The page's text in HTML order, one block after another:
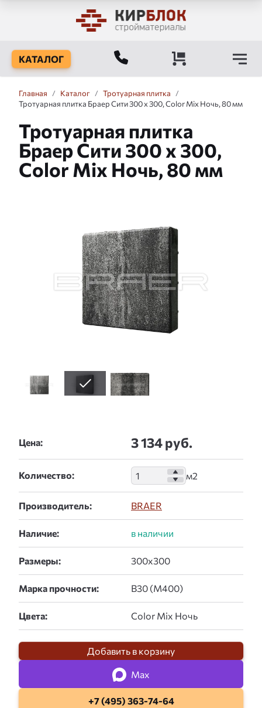
КАТАЛОГ
Главная / Каталог / Тротуарная плитка
/
Тротуарная плитка Браер Сити 300 x 300, Color Mix Ночь, 80 мм
Тротуарная плитка
Браер Сити 300 x 300,
Color Mix Ночь, 80 мм
Цена: 3 134 руб.
Количество:
Производитель: BRAER
Наличие:
Размеры:
Марка прочности:
Цвета:
Добавить в корзину
Max
+7 (495) 363-74-64